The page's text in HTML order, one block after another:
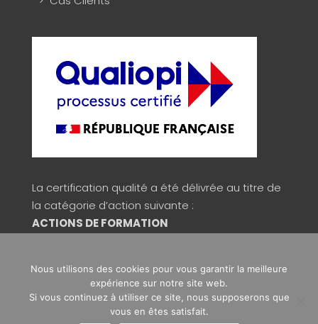
La certification qualité a été délivrée au titre de
la catégorie d’action suivante :
ACTIONS DE FORMATION
Copyright © 2026 Signos
Nous utilisons des cookies pour vous garantir la meilleure
expérience sur notre site web.
Si vous continuez à utiliser ce site, nous supposerons que
vous en êtes satisfait.